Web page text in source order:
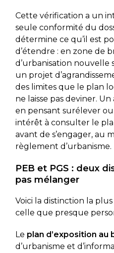
Cette vérification a un
seule conformité du
détermine ce qu’il est
d’étendre : en zone de
d’urbanisation nouvelle
un projet
des limites que le plan
ne laisse pas deviner.
en pensant surélever
intérêt à consulter le
avant de s’engager, au
règlement d’urbanisme.
PEB et PGS : deux
pas mélanger
Voici la distinction la
celle que presque
Le plan d’exposition au
d’urbanisme et